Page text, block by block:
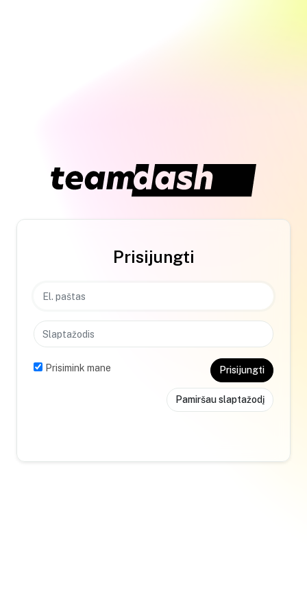
Prisijungti
Prisimink mane Prisijungti
Pamiršau slaptažodį